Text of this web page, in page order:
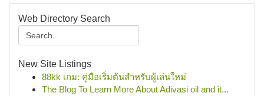
Web Directory Search
New Site Listings
88kk เกม: คู่มือเริ่มต้นสำหรับผู้เล่นใหม่
The Blog To Learn More About Adivasi oil and it...